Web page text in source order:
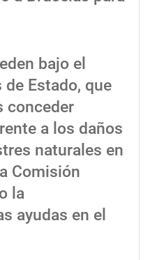
bajo el
de Estado, que
conceder
a los daños
naturales en
Comisión
la
ayudas en el